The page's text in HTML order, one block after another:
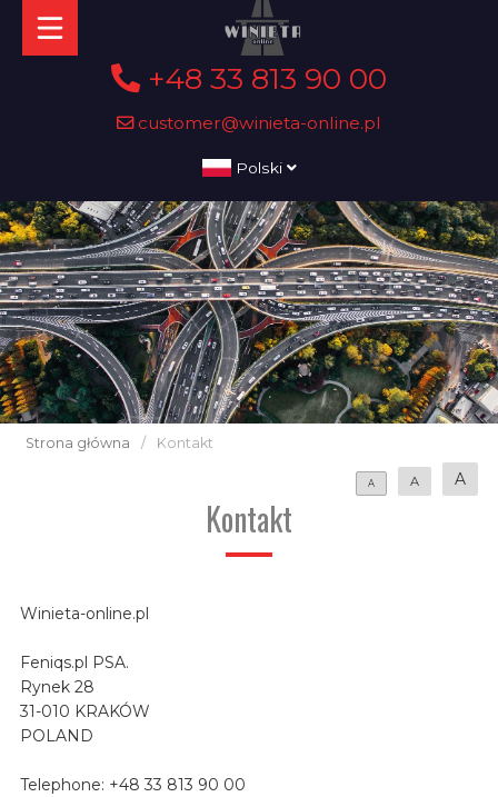
+48 33 813 90 00
customer@winieta-online.pl
Polski
Strona główna / Kontakt
A A A
Kontakt
Winieta-online.pl
Feniqs.pl PSA.
Rynek 28
31-010 KRAKÓW
POLAND
Telephone: +48 33 813 90 00